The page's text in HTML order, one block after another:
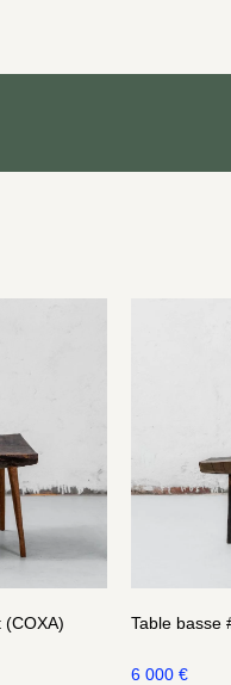
(COXA) Table basse
6 000€